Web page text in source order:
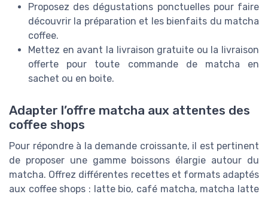
Proposez des dégustations ponctuelles pour faire
découvrir la préparation et les bienfaits du matcha
coffee.
Mettez en avant la livraison gratuite ou la livraison
offerte pour toute commande de matcha en
sachet ou en boite.
Adapter l’offre matcha aux attentes des
coffee shops
Pour répondre à la demande croissante, il est pertinent
de proposer une gamme boissons élargie autour du
matcha. Offrez différentes recettes et formats adaptés
aux coffee shops : latte bio, café matcha, matcha latte